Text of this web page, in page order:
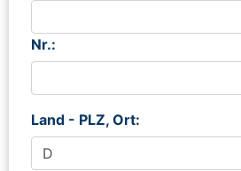
Nr.:
Land - PLZ, Ort: